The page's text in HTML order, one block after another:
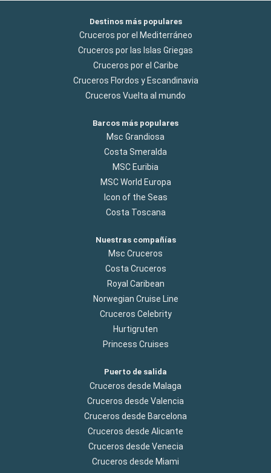
Destinos más populares
Cruceros por el Mediterráneo
Cruceros por las Islas Griegas
Cruceros por el Caribe
Cruceros Flordos y Escandinavia
Cruceros Vuelta al mundo
Barcos más populares
Msc Grandiosa
Costa Smeralda
MSC Euribia
MSC World Europa
Icon of the Seas
Costa Toscana
Nuestras compañías
Msc Cruceros
Costa Cruceros
Royal Caribean
Norwegian Cruise Line
Cruceros Celebrity
Hurtigruten
Princess Cruises
Puerto de salida
Cruceros desde Malaga
Cruceros desde Valencia
Cruceros desde Barcelona
Cruceros desde Alicante
Cruceros desde Venecia
Cruceros desde Miami